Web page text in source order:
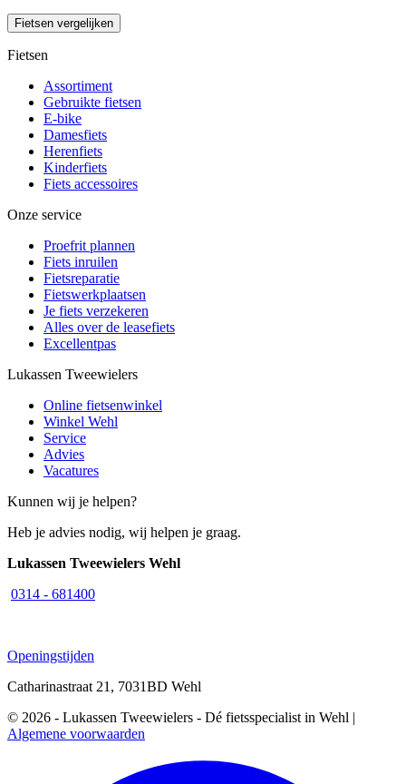
Fietsen vergelijken
Fietsen
Assortiment
Gebruikte fietsen
E-bike
Damesfiets
Herenfiets
Kinderfiets
Fiets accessoires
Onze service
Proefrit plannen
Fiets inruilen
Fietsreparatie
Fietswerkplaatsen
Je fiets verzekeren
Alles over de leasefiets
Excellentpas
Lukassen Tweewielers
Online fietsenwinkel
Winkel Wehl
Service
Advies
Vacatures
Kunnen wij je helpen?
Heb je advies nodig, wij helpen je graag.
Lukassen Tweewielers Wehl
0314 - 681400
Openingstijden
Catharinastraat 21, 7031BD Wehl
© 2026 - Lukassen Tweewielers - Dé fietsspecialist in Wehl |
Algemene voorwaarden